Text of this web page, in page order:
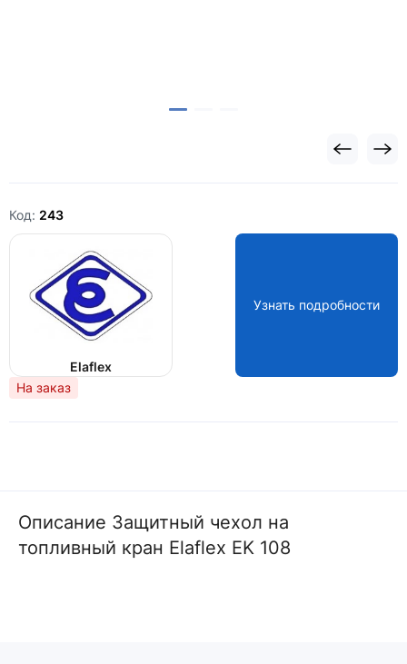
Код: 243
Elaflex
Узнать подробности
На заказ
Описание Защитный чехол на
топливный кран Elaflex EK 108